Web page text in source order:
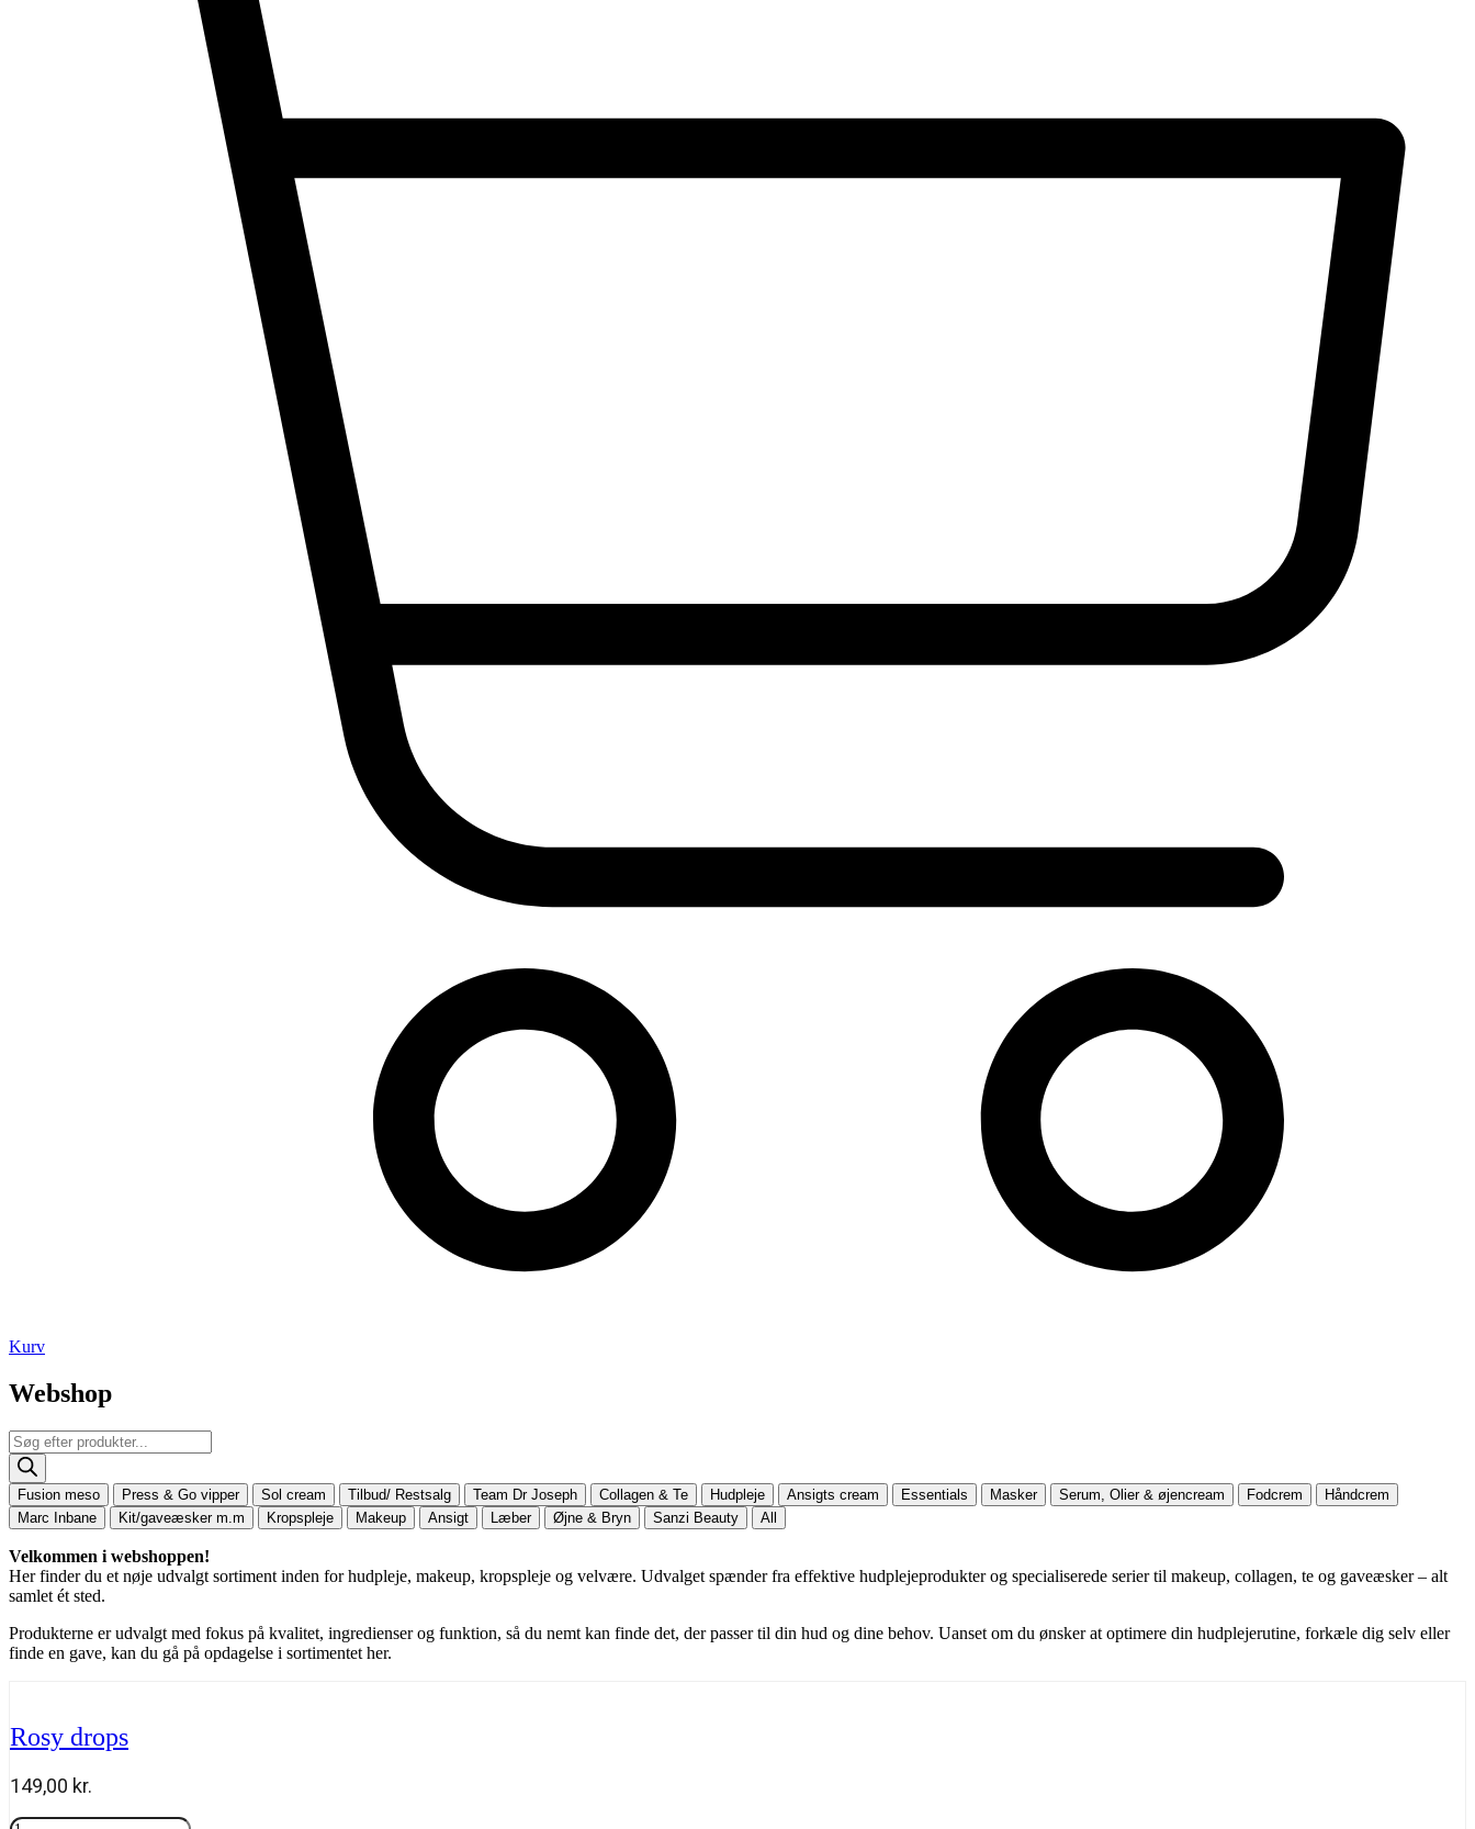
Kurv
Webshop
Products
search
Fusion meso Press & Go vipper Sol cream Tilbud/ Restsalg Team Dr Joseph Collagen & Te Hudpleje Ansigts cream Essentials Masker Serum, Olier & øjencream Fodcrem
Håndcrem
Marc Inbane
Kit/gaveæsker m.m Kropspleje Makeup Ansigt Læber Øjne & Bryn Sanzi Beauty All
Velkommen i webshoppen!
Her finder du et nøje udvalgt sortiment inden for hudpleje, makeup, kropspleje og velvære. Udvalget spænder fra effektive hudplejeprodukter og specialiserede serier til makeup, collagen, te og gaveæsker – alt
samlet ét sted.
Produkterne er udvalgt med fokus på kvalitet, ingredienser og funktion, så du nemt kan finde det, der passer til din hud og dine behov. Uanset om du ønsker at optimere din hudplejerutine, forkæle dig selv eller
finde en gave, kan du gå på opdagelse i sortimentet her.
Rosy drops
149,00 kr.